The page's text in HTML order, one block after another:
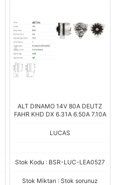
ALT DINAMO 14V 80A DEUTZ
FAHR KHD DX 6.31A 6.50A 7.10A
LUCAS
Stok Kodu : BSR-LUC-LEA0527
Stok Miktarı : Stok sorunuz